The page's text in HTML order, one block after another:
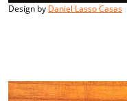
Design by Daniel Lasso Casas